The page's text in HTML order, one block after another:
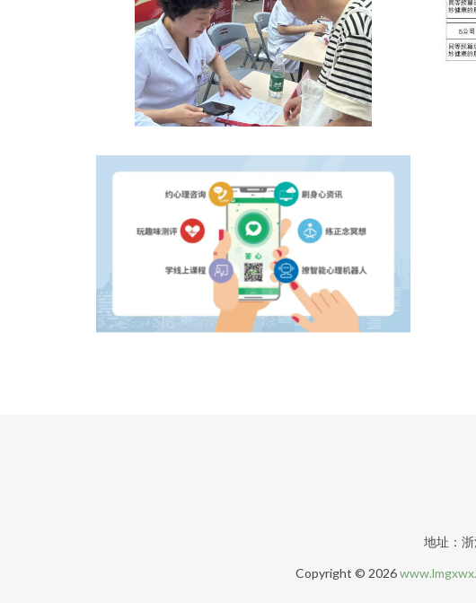
地址：
Copyright © 2026